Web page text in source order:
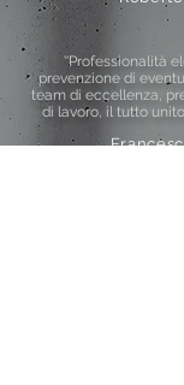
''Professionalità
prevenzione di
team di eccellenza,
di lavoro, il tutto